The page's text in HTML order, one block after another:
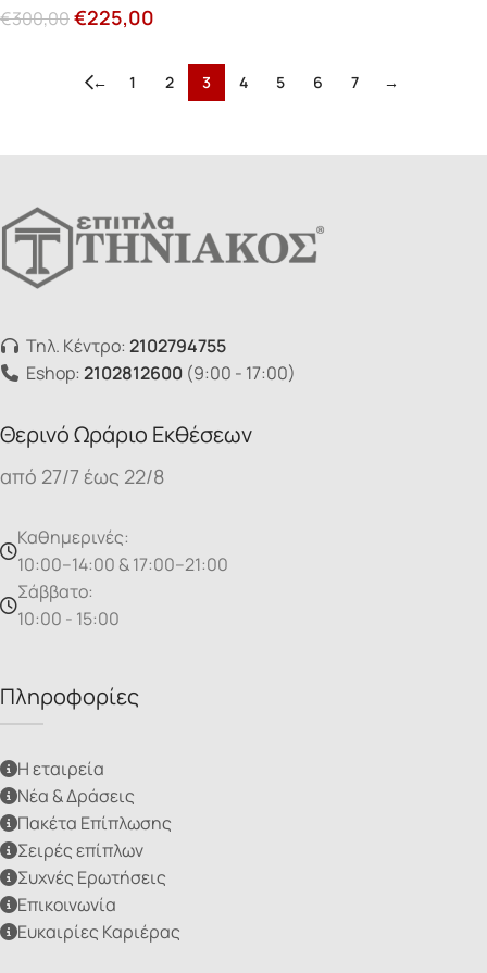
€300,00€225,00
← 1 2 3 4 5 6 7 →
Τηλ. Κέντρο: 2102794755
Eshop: 2102812600 (9:00 - 17:00)
Θερινό Ωράριο Εκθέσεων
από 27/7 έως 22/8
Καθημερινές:
10:00–14:00 & 17:00–21:00
Σάββατο:
10:00 - 15:00
Πληροφορίες
Η εταιρεία
Νέα & Δράσεις
Πακέτα Επίπλωσης
Σειρές επίπλων
Συχνές Ερωτήσεις
Επικοινωνία
Ευκαιρίες Καριέρας